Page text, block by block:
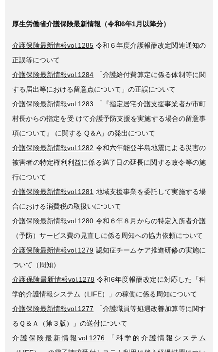
厚生労働省介護保険最新情報（令和6年1月以降分）
介護保険最新情報vol.1285 令和６年度介護報酬改定関連通知の
正誤等について
介護保険最新情報vol.1284 「介護給付費算定に係る体制等に関
する届出等における留意点について」の正誤について
介護保険最新情報vol.1283 「『指定居宅介護支援事業者が市町
村長からの指定を受 けて介護予防支援を実施する場合の留意事
項について』 に関する Q＆A」の発出について
介護保険最新情報vol.1282 令和六年能登半島地震による災害の
被害者の特定権利利益に係る満了日の延長に関する政令等の施
行について
介護保険最新情報vol.1281 地域支援事業を委託して実施する場
合における消費税の取扱いについて
介護保険最新情報vol.1280 令和６年８月からの特定入所者介護
（予防）サービス費の見直しに係る周知への協力依頼について
介護保険最新情報vol.1279 認知症チームケア推進研修の実施に
ついて（周知）
介護保険最新情報vol.1278 令和6年度報酬改定に対応した「科
学的介護情報システム（LIFE）」の稼働に係る周知について
介護保険最新情報vol.1277 「介護職員等処遇改善加算等に関す
るＱ＆Ａ（第３版）」の送付について
介護保険最新情報vol.1276 「科学的介護情報システム